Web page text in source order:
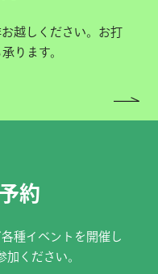
越しください。お打
ります。
約
種イベントを開催し
加ください。